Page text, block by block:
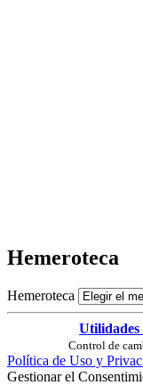
Hemeroteca
Hemeroteca
Control de
Política de Uso y
Gestionar el